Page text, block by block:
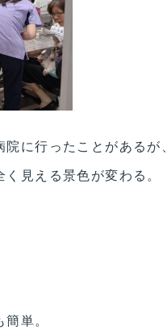
に行ったことがあるが、
見える景色が変わる。
単。